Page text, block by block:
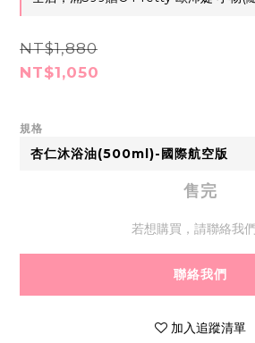
NT$1,880
NT$1,050
規格
售完
若想購買，請聯絡我們
聯絡我們
加入追蹤清單